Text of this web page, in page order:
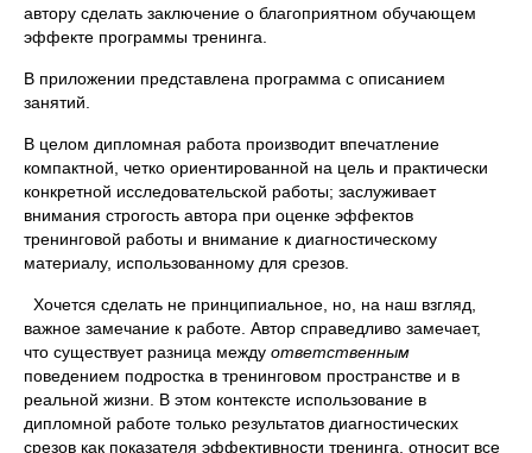
автору сделать заключение о благоприятном обучающем
эффекте программы тренинга.
В приложении представлена программа с описанием
занятий.
В целом дипломная работа производит впечатление
компактной, четко ориентированной на цель и практически
конкретной исследовательской работы; заслуживает
внимания строгость автора при оценке эффектов
тренинговой работы и внимание к диагностическому
материалу, использованному для срезов.
Хочется сделать не принципиальное, но, на наш взгляд,
важное замечание к работе. Автор справедливо замечает,
что существует разница между ответственным
поведением подростка в тренинговом пространстве и в
реальной жизни. В этом контексте использование в
дипломной работе только результатов диагностических
срезов как показателя эффективности тренинга, относит все